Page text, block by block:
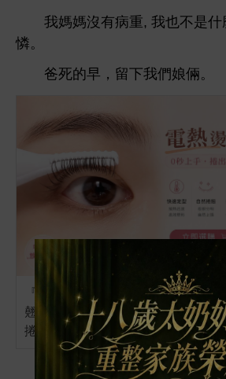
媽媽沒
病 , 也 什
憐。
爸
，留 們娘倆。
『天天秒發』 燙睫毛器 電熱睫毛夾
翹器 0秒巨巨卷翹！電動睫毛捲翹
捲出太陽花
， 掌握 公司 實